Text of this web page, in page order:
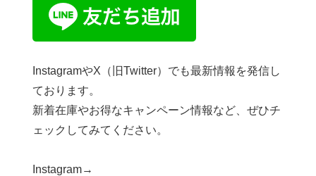
InstagramやX（旧Twitter）でも最新情報を発信し
ております。
新着在庫やお得なキャンペーン情報など、ぜひチ
ェックしてみてください。
Instagram→